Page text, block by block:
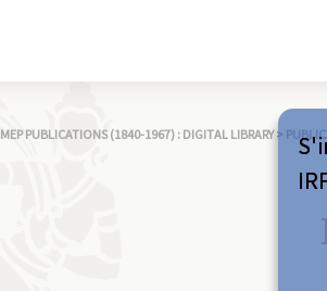
MEP PUBLICATIONS (1840-1967) : DIGITAL LIBRARY >